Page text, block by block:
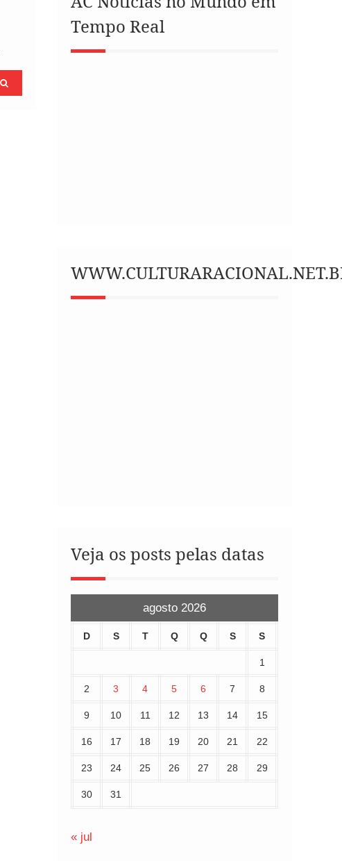
Tempo Real
Veja os posts pelas datas
agosto 2026
D S T Q Q S S
1
2 3 4 5 6 7 8
9 10 11 12 13 14 15
16 17 18 19 20 21 22
23 24 25 26 27 28 29
30 31
« jul